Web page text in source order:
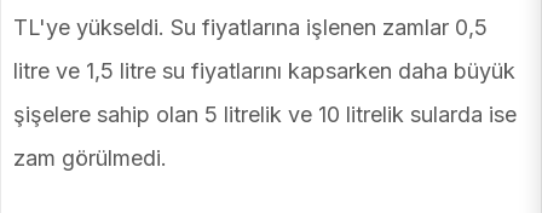
TL'ye yükseldi. Su fiyatlarına işlenen zamlar 0,5
litre ve 1,5 litre su fiyatlarını kapsarken daha büyük
şişelere sahip olan 5 litrelik ve 10 litrelik sularda ise
zam görülmedi.